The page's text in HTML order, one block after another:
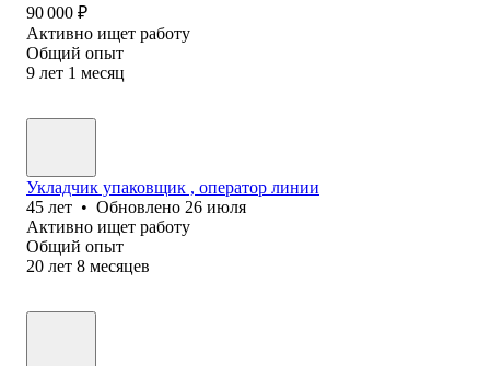
90 000 ₽
Активно ищет работу
Общий опыт
9 лет 1 месяц
Укладчик упаковщик , оператор линии
45 лет • Обновлено 26 июля
Активно ищет работу
Общий опыт
20 лет 8 месяцев